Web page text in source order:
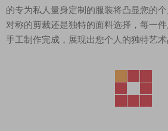
的专为私人量身定制的服装将凸显您的
对称的剪裁还是独特的面料选择，每一
手工制作完成，展现出您个人的独特艺术